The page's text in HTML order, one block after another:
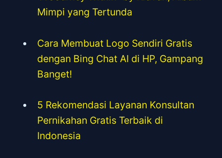
Mimpi yang Tertunda
Cara Membuat Logo Sendiri Gratis
dengan Bing Chat AI di HP, Gampang
Banget!
5 Rekomendasi Layanan Konsultan
Pernikahan Gratis Terbaik di
Indonesia